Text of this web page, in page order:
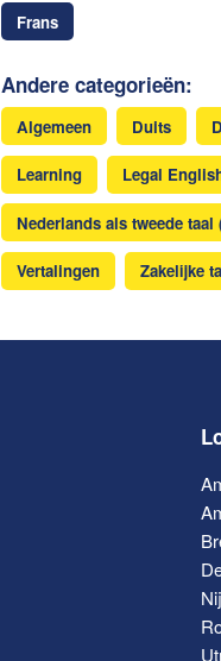
Frans
Andere categorieën:
Algemeen Duits
Learning Legal
Nederlands als tweede taal
Vertalingen Zakelijke